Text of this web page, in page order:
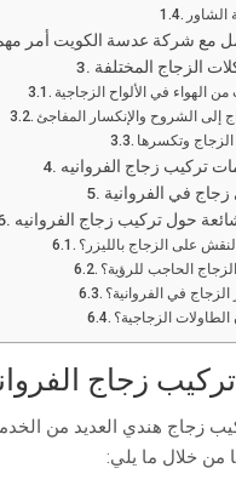
الشاور
مع شركة عدسة الكويت أمر
الزجاج المختلفة
الهواء في الألواح الزجاجية
إلى الشروح والإنكسار المفاجئ
وتكسرها
تركيب زجاج الفروانيه
في الفروانية
حول تركيب زجاج الفروانيه
على الزجاج بالليزر؟
الحاجب للرؤية؟
في الفروانية؟
الزجاجية؟
زجاج
زجاج هندي العديد من
من خلال ما يلي: